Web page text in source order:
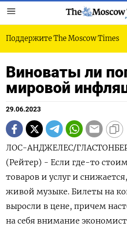
Поддержите The Moscow Times
Виноваты ли
мировой
29.06.2023
ЛОС-АНДЖЕЛЕС/
(Рейтер) - Если где-то
товаров и услуг и
живой музыке. Билеты на
выросли в цене, причем
на себя внимание